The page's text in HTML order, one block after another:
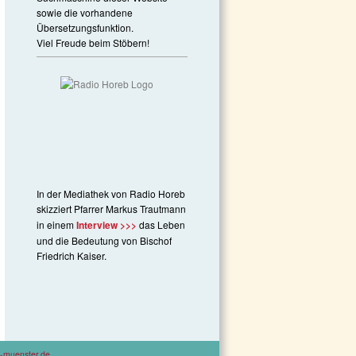
sowie die vorhandene
Übersetzungsfunktion.
Viel Freude beim Stöbern!
In der Mediathek von Radio Horeb
skizziert Pfarrer Markus Trautmann
in einemInterview >>> das Leben
und die Bedeutung von Bischof
Friedrich Kaiser.